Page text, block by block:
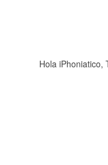
Hola iPhoniatico,